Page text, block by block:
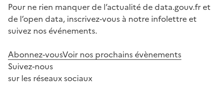
Pour ne rien manquer de l’actualité de data.gouv.fr et
de l’open data, inscrivez-vous à notre infolettre et
suivez nos événements.
Abonnez-vousVoir nos prochains évènements
Suivez-nous
sur les réseaux sociaux